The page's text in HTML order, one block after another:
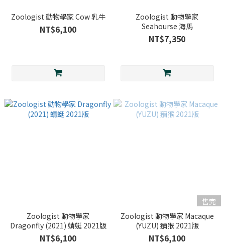
Zoologist 動物學家 Cow 乳牛
NT$6,100
Zoologist 動物學家
Seahourse 海馬
NT$7,350
Zoologist 動物學家
Dragonfly (2021) 蜻蜓 2021版
NT$6,100
售完
Zoologist 動物學家 Macaque
(YUZU) 獼猴 2021版
NT$6,100